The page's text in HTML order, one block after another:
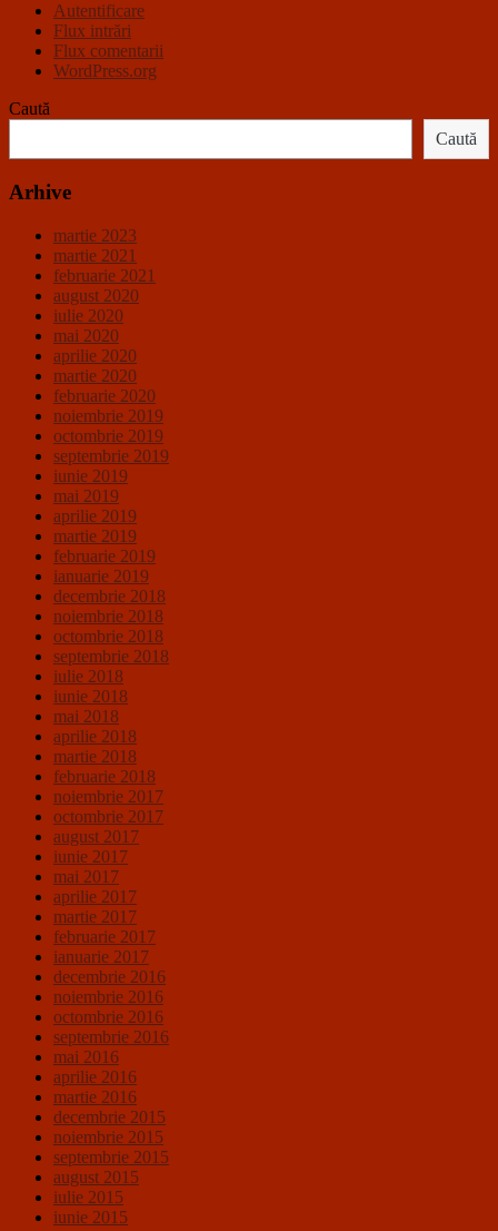
Autentificare
Flux intrări
Flux comentarii
WordPress.org
Caută
Caută
Arhive
martie 2023
martie 2021
februarie 2021
august 2020
iulie 2020
mai 2020
aprilie 2020
martie 2020
februarie 2020
noiembrie 2019
octombrie 2019
septembrie 2019
iunie 2019
mai 2019
aprilie 2019
martie 2019
februarie 2019
ianuarie 2019
decembrie 2018
noiembrie 2018
octombrie 2018
septembrie 2018
iulie 2018
iunie 2018
mai 2018
aprilie 2018
martie 2018
februarie 2018
noiembrie 2017
octombrie 2017
august 2017
iunie 2017
mai 2017
aprilie 2017
martie 2017
februarie 2017
ianuarie 2017
decembrie 2016
noiembrie 2016
octombrie 2016
septembrie 2016
mai 2016
aprilie 2016
martie 2016
decembrie 2015
noiembrie 2015
septembrie 2015
august 2015
iulie 2015
iunie 2015